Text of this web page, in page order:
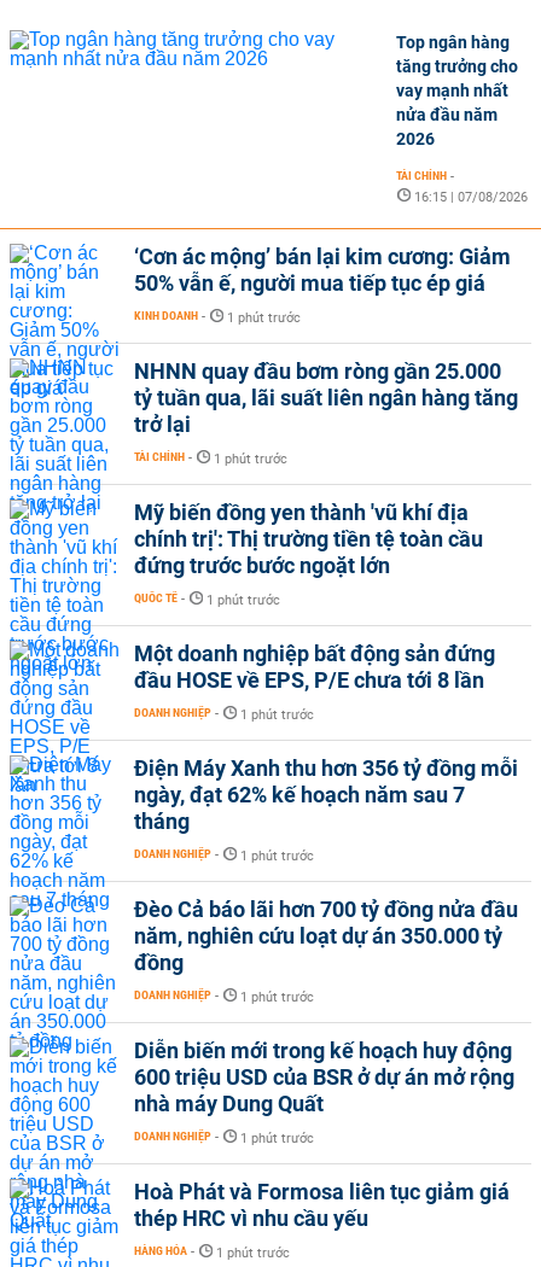
Top ngân hàng
tăng trưởng cho
vay mạnh nhất
nửa đầu năm
2026
TÀI CHÍNH -
16:15 | 07/08/2026
‘Cơn ác mộng’ bán lại kim cương: Giảm
50% vẫn ế, người mua tiếp tục ép giá
KINH DOANH - 1 phút trước
NHNN quay đầu bơm ròng gần 25.000
tỷ tuần qua, lãi suất liên ngân hàng tăng
trở lại
TÀI CHÍNH - 1 phút trước
Mỹ biến đồng yen thành 'vũ khí địa
chính trị': Thị trường tiền tệ toàn cầu
đứng trước bước ngoặt lớn
QUỐC TẾ - 1 phút trước
Một doanh nghiệp bất động sản đứng
đầu HOSE về EPS, P/E chưa tới 8 lần
DOANH NGHIỆP - 1 phút trước
Điện Máy Xanh thu hơn 356 tỷ đồng mỗi
ngày, đạt 62% kế hoạch năm sau 7
tháng
DOANH NGHIỆP - 1 phút trước
Đèo Cả báo lãi hơn 700 tỷ đồng nửa đầu
năm, nghiên cứu loạt dự án 350.000 tỷ
đồng
DOANH NGHIỆP - 1 phút trước
Diễn biến mới trong kế hoạch huy động
600 triệu USD của BSR ở dự án mở rộng
nhà máy Dung Quất
DOANH NGHIỆP - 1 phút trước
Hoà Phát và Formosa liên tục giảm giá
thép HRC vì nhu cầu yếu
HÀNG HÓA - 1 phút trước